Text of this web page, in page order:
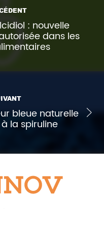
: nouvelle
dans les
bleue naturelle
la spiruline